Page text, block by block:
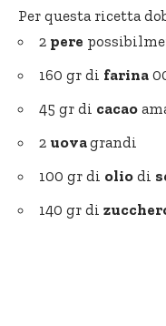
Per questa ricetta
2 pere
160 gr di farina
45 gr di cacao
2 uovagrandi
100 gr di olio di
140 gr di